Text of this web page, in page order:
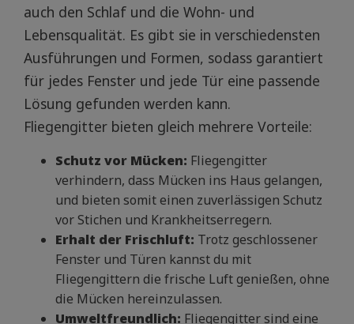
auch den Schlaf und die Wohn- und
Lebensqualität. Es gibt sie in verschiedensten
Ausführungen und Formen, sodass garantiert
für jedes Fenster und jede Tür eine passende
Lösung gefunden werden kann.
Fliegengitter bieten gleich mehrere Vorteile:
Schutz vor Mücken: Fliegengitter
verhindern, dass Mücken ins Haus gelangen,
und bieten somit einen zuverlässigen Schutz
vor Stichen und Krankheitserregern.
Erhalt der Frischluft: Trotz geschlossener
Fenster und Türen kannst du mit
Fliegengittern die frische Luft genießen, ohne
die Mücken hereinzulassen.
Umweltfreundlich: Fliegengitter sind eine